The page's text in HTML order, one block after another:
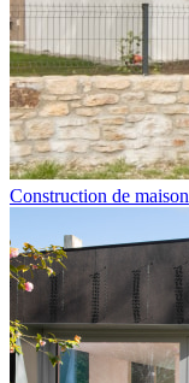
Construction de maison